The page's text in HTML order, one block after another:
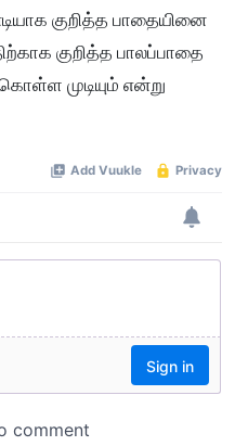
குறித்த பாதையினை
குறித்த பாலப்பாதை
முடியும் என்று